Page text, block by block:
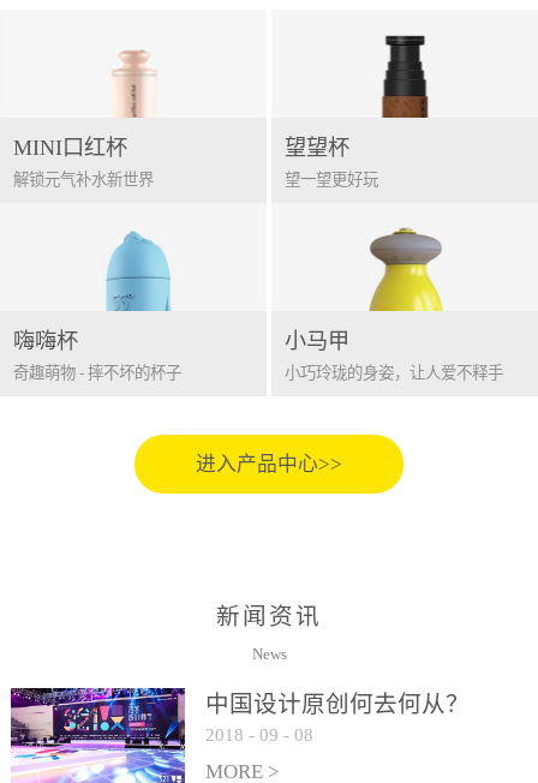
MINI口红杯
解锁元气补水新世界
望望杯
望一望更好玩
嗨嗨杯
奇趣萌物 - 摔不坏的杯子
小马甲
小巧玲珑的身姿，让人爱不释手
进入产品中心>>
新闻资讯
News
中国设计原创何去何从？
2018 - 09 - 08
MORE >